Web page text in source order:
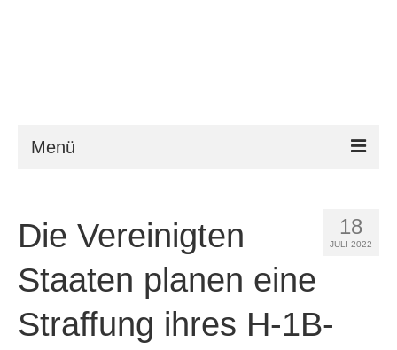
Menü
Anforderungen
FAQ
Hilfe
18
JULI 2022
Die Vereinigten
Staaten planen eine
Straffung ihres H-1B-